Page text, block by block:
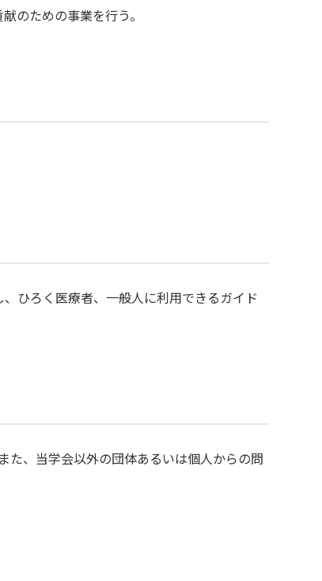
のための事業を行う。
ひろく医療者、一般人に利用できるガイド
、当学会以外の団体あるいは個人からの問